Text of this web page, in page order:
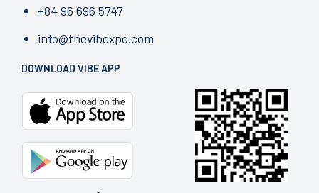
+84 96 696 5747
info@thevibexpo.com
DOWNLOAD VIBE APP